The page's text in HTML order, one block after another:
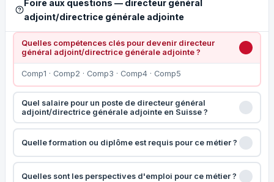
Foire aux questions — directeur général
adjoint/directrice générale adjointe
Quelles compétences clés pour devenir directeur
général adjoint/directrice générale adjointe ?
Comp1 · Comp2 · Comp3 · Comp4 · Comp5
Quel salaire pour un poste de directeur général
adjoint/directrice générale adjointe en Suisse ?
Quelle formation ou diplôme est requis pour ce métier ?
Quelles sont les perspectives d'emploi pour ce métier ?